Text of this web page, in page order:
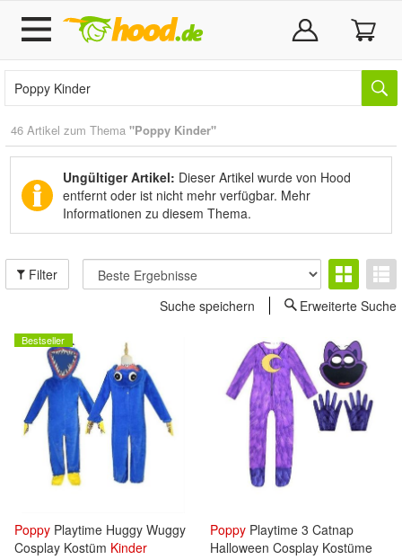
46 Artikel zum Thema "Poppy Kinder"
Ungültiger Artikel: Dieser Artikel wurde von Hood
entfernt oder ist nicht mehr verfügbar. Mehr
Informationen zu diesem Thema.
Filter
Suche speichern
Erweiterte Suche
Bestseller
Poppy Playtime Huggy Wuggy
Cosplay Kostüm Kinder
Poppy Playtime 3 Catnap
Halloween Cosplay Kostüme